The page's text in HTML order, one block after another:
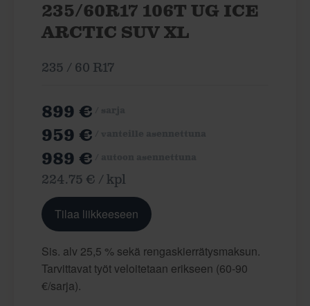
235/60R17 106T UG ICE
ARCTIC SUV XL
235 / 60 R17
899 €
959 €
989 €
224.75 € / kpl
Tilaa liikkeeseen
Sis. alv 25,5 % sekä rengaskierrätysmaksun.
Tarvittavat työt veloitetaan erikseen (60-90
€/sarja).